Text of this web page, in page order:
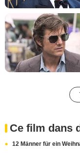
Ce film dans
12 Männer für ein